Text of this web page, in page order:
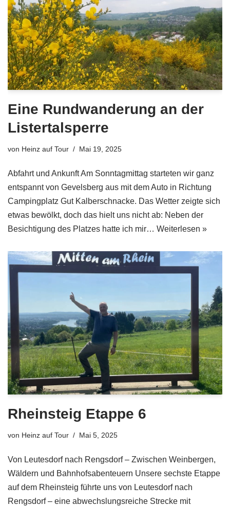
Eine Rundwanderung an der
Listertalsperre
von Heinz auf Tour Mai 19, 2025
Abfahrt und Ankunft Am Sonntagmittag starteten wir ganz
entspannt von Gevelsberg aus mit dem Auto in Richtung
Campingplatz Gut Kalberschnacke. Das Wetter zeigte sich
etwas bewölkt, doch das hielt uns nicht ab: Neben der
Besichtigung des Platzes hatte ich mir… Weiterlesen »
Rheinsteig Etappe 6
von Heinz auf Tour Mai 5, 2025
Von Leutesdorf nach Rengsdorf – Zwischen Weinbergen,
Wäldern und Bahnhofsabenteuern Unsere sechste Etappe
auf dem Rheinsteig führte uns von Leutesdorf nach
Rengsdorf – eine abwechslungsreiche Strecke mit